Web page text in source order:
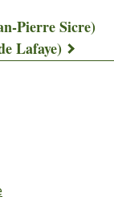
Pierre Sicre)
Lafaye)